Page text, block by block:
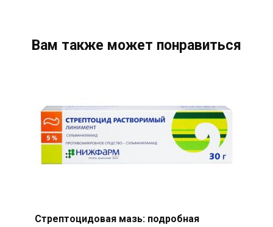
Вам также может понравиться
Стрептоцидовая мазь: подробная